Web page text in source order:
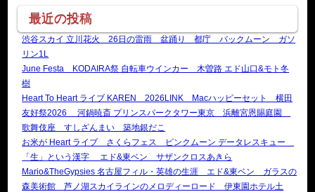
最近の投稿
渋谷スカイ 立川花火 26日の雷雨 盆踊り 都庁 バックムーン ガソ
リン1L
June Festa KODAIRA祭 自転車ウインカー 木曽路 エド山口&モト冬
樹
Heart To Heart ライブ KAREN 2026LINK Macハッピーセット 横田
友好祭2026 河鍋暁斎 プリンスパークタワー東京 浜離宮恩賜庭園
歌舞伎座 すしざんまい 築地銀だこ
お米が Heart ライブ さくらフェス ピンクムーン データレスキュー
「生」という漢字 エド&東ベン サザンクロスあきら
Mario&TheGypsies 名古屋フィル・英雄の生涯 エド&東ベン ガラスの
森美術館 芦ノ湖スカイラインのメロディーロード 伊東園ホテル土